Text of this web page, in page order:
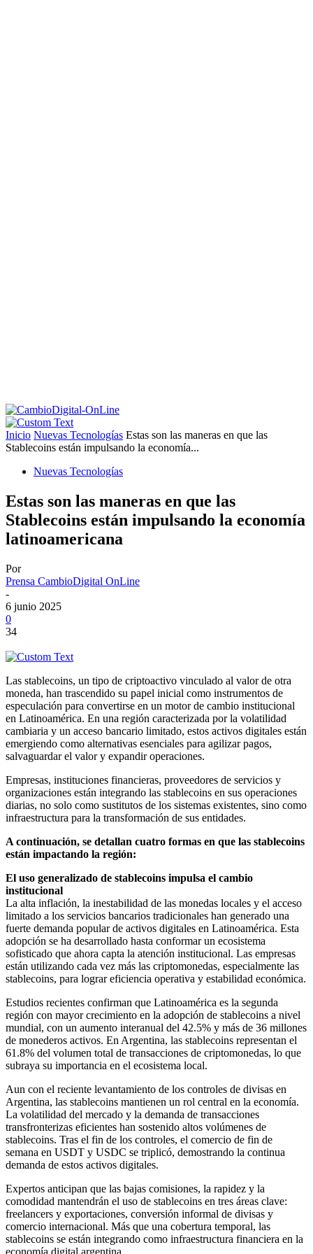
Inicio Nuevas Tecnologías Estas son las maneras en que las
Stablecoins están impulsando la economía...
Nuevas Tecnologías
Estas son las maneras en que las
Stablecoins están impulsando la economía
latinoamericana
Por
Prensa CambioDigital OnLine
-
6 junio 2025
0
34
Las stablecoins, un tipo de criptoactivo vinculado al valor de otra
moneda, han trascendido su papel inicial como instrumentos de
especulación para convertirse en un motor de cambio institucional
en Latinoamérica. En una región caracterizada por la volatilidad
cambiaria y un acceso bancario limitado, estos activos digitales están
emergiendo como alternativas esenciales para agilizar pagos,
salvaguardar el valor y expandir operaciones.
Empresas, instituciones financieras, proveedores de servicios y
organizaciones están integrando las stablecoins en sus operaciones
diarias, no solo como sustitutos de los sistemas existentes, sino como
infraestructura para la transformación de sus entidades.
A continuación, se detallan cuatro formas en que las stablecoins
están impactando la región:
El uso generalizado de stablecoins impulsa el cambio
institucional
La alta inflación, la inestabilidad de las monedas locales y el acceso
limitado a los servicios bancarios tradicionales han generado una
fuerte demanda popular de activos digitales en Latinoamérica. Esta
adopción se ha desarrollado hasta conformar un ecosistema
sofisticado que ahora capta la atención institucional. Las empresas
están utilizando cada vez más las criptomonedas, especialmente las
stablecoins, para lograr eficiencia operativa y estabilidad económica.
Estudios recientes confirman que Latinoamérica es la segunda
región con mayor crecimiento en la adopción de stablecoins a nivel
mundial, con un aumento interanual del 42.5% y más de 36 millones
de monederos activos. En Argentina, las stablecoins representan el
61.8% del volumen total de transacciones de criptomonedas, lo que
subraya su importancia en el ecosistema local.
Aun con el reciente levantamiento de los controles de divisas en
Argentina, las stablecoins mantienen un rol central en la economía.
La volatilidad del mercado y la demanda de transacciones
transfronterizas eficientes han sostenido altos volúmenes de
stablecoins. Tras el fin de los controles, el comercio de fin de
semana en USDT y USDC se triplicó, demostrando la continua
demanda de estos activos digitales.
Expertos anticipan que las bajas comisiones, la rapidez y la
comodidad mantendrán el uso de stablecoins en tres áreas clave:
freelancers y exportaciones, conversión informal de divisas y
comercio internacional. Más que una cobertura temporal, las
stablecoins se están integrando como infraestructura financiera en la
economía digital argentina.